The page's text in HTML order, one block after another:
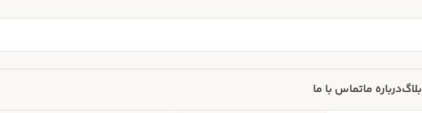
بلاگدرباره ماتماس با ما